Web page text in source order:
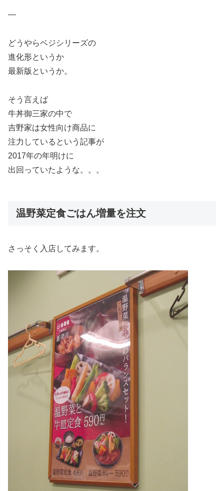
—
どうやらベジシリーズの
進化形というか
最新版というか。
そう言えば
牛丼御三家の中で
吉野家は女性向け商品に
注力しているという記事が
2017年の年明けに
出回っていたような。。。
温野菜定食ごはん増量を注文
さっそく入店してみます。